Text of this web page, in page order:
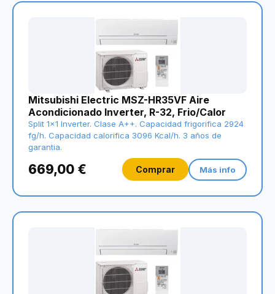
Mitsubishi Electric MSZ-HR35VF Aire
Acondicionado Inverter, R-32, Frio/Calor
Split 1x1 Inverter. Clase A++. Capacidad frigorifica 2924
fg/h. Capacidad calorifica 3096 Kcal/h. 3 años de
garantia.
669,00 € Comprar Más info